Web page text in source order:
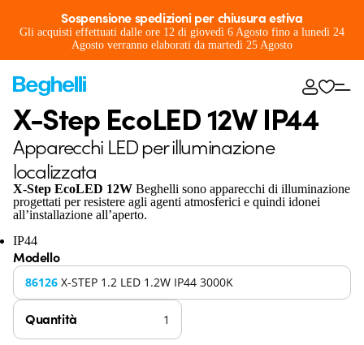
Sospensione spedizioni per chiusura estiva
Gli acquisti effettuati dalle ore 12 di giovedì 6 Agosto fino a lunedì 24
Agosto verranno elaborati da martedì 25 Agosto
X-Step EcoLED 12W IP44
Apparecchi LED per illuminazione
localizzata
X-Step EcoLED 12W Beghelli sono apparecchi di illuminazione
progettati per resistere agli agenti atmosferici e quindi idonei
all’installazione all’aperto.
IP44
Modello
86126 X-STEP 1.2 LED 1.2W IP44 3000K
Quantità